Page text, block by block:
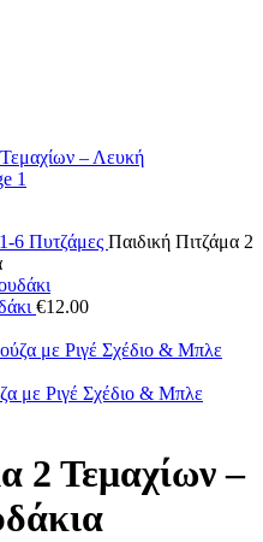
6 Πυτζάμες Παιδική Πιτζάμα 2
€12.00
με Ριγέ Σχέδιο & Μπλε
2 Τεμαχίων –